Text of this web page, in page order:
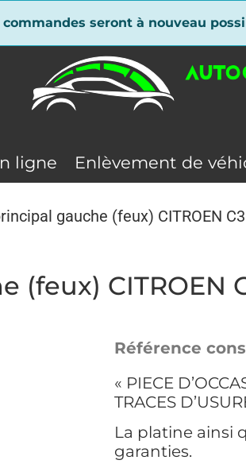
seront à nouveau
ligne Enlèvement de
gauche (feux) CITROEN
CITROEN
Référence
« PIECE
TRACES
La platine ainsi
garanties.